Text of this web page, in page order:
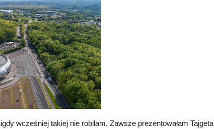
wcześniej takiej nie robiłam. Zawsze prezentowałam